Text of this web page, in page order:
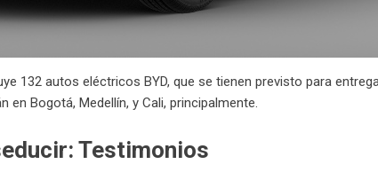
132 autos eléctricos BYD, que se tienen previsto para
en Bogotá, Medellín, y Cali, principalmente.
: Testimonios